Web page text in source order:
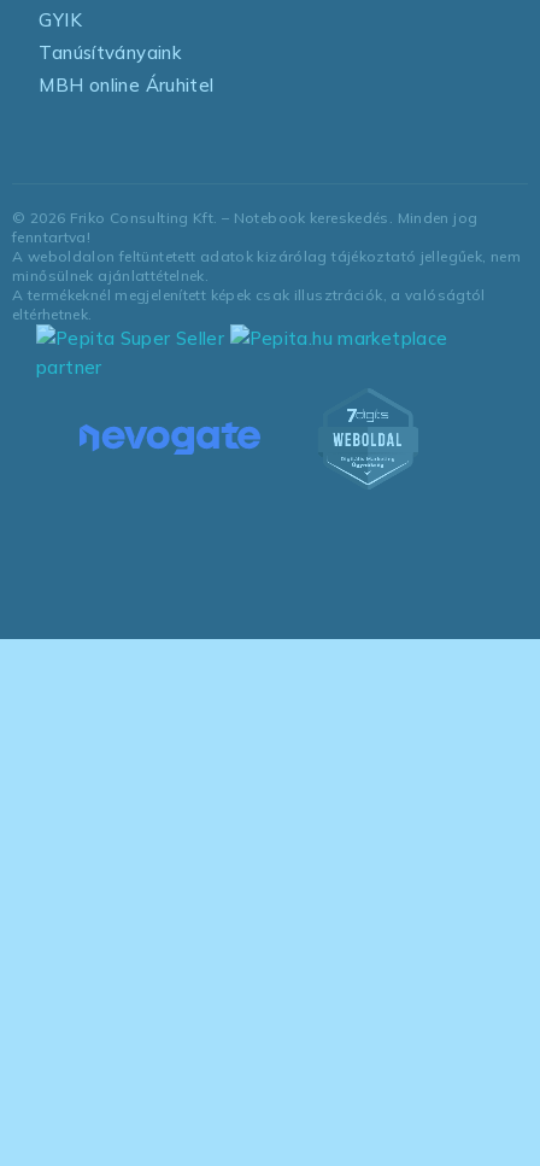
GYIK
Tanúsítványaink
MBH online Áruhitel
© 2026 Friko Consulting Kft. – Notebook kereskedés. Minden jog
fenntartva!
A weboldalon feltüntetett adatok kizárólag tájékoztató jellegűek, nem
minősülnek ajánlattételnek.
A termékeknél megjelenített képek csak illusztrációk, a valóságtól
eltérhetnek.
marketplace
partner